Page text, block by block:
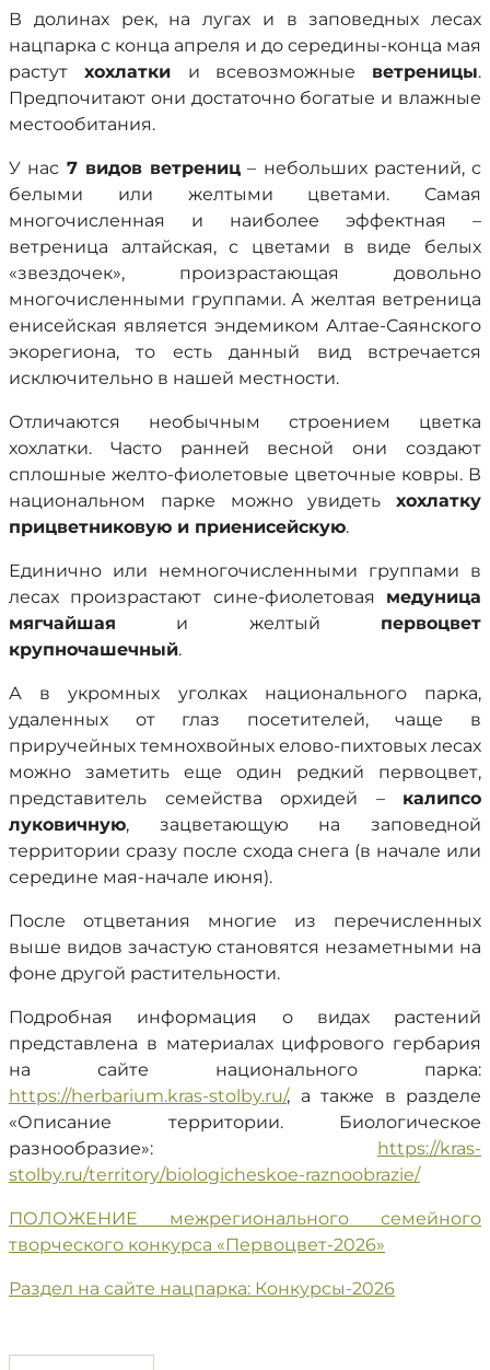
В долинах рек, на лугах и в заповедных лесах
нацпарка с конца апреля и до середины-конца мая
растут хохлатки и всевозможные ветреницы.
Предпочитают они достаточно богатые и влажные
местообитания.
У нас 7 видов ветрениц – небольших растений, с
белыми или желтыми цветами. Самая
многочисленная и наиболее эффектная –
ветреница алтайская, с цветами в виде белых
«звездочек», произрастающая довольно
многочисленными группами. А желтая ветреница
енисейская является эндемиком Алтае-Саянского
экорегиона, то есть данный вид встречается
исключительно в нашей местности.
Отличаются необычным строением цветка
хохлатки. Часто ранней весной они создают
сплошные желто-фиолетовые цветочные ковры. В
национальном парке можно увидеть хохлатку
прицветниковую и приенисейскую.
Единично или немногочисленными группами в
лесах произрастают сине-фиолетовая медуница
мягчайшая и желтый первоцвет
крупночашечный.
А в укромных уголках национального парка,
удаленных от глаз посетителей, чаще в
приручейных темнохвойных елово-пихтовых лесах
можно заметить еще один редкий первоцвет,
представитель семейства орхидей – калипсо
луковичную, зацветающую на заповедной
территории сразу после схода снега (в начале или
середине мая-начале июня).
После отцветания многие из перечисленных
выше видов зачастую становятся незаметными на
фоне другой растительности.
Подробная информация о видах растений
представлена в материалах цифрового гербария
на сайте национального парка:
https://herbarium.kras-stolby.ru/, а также в разделе
«Описание территории. Биологическое
разнообразие»: https://kras-
stolby.ru/territory/biologicheskoe-raznoobrazie/
ПОЛОЖЕНИЕ межрегионального семейного
творческого конкурса «Первоцвет-2026»
Раздел на сайте нацпарка: Конкурсы-2026